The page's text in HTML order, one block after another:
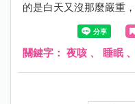
的是白天又沒那麼嚴重
該休息的時候卻咳個不
甚至咳到吐，苦情的爸
什麼呢？
關鍵字： 夜咳 、 睡眠、